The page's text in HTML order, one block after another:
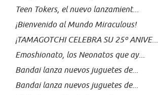
Teen Tokers, el nuevo lanzamient...
¡Bienvenido al Mundo Miraculous!
¡TAMAGOTCHI CELEBRA SU 25º ANIVE...
Emoshionato, los Neonatos que ay...
Bandai lanza nuevos juguetes de...
Bandai lanza nuevos juguetes de...